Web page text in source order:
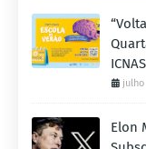
ICNAS
julho
Elon